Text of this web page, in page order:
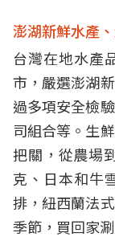
澎湖新鮮水產
台灣在地水產
市，嚴選澎湖
過多項安全檢驗
司組合等。生
把關，從農場
克、日本和牛
排，紐西蘭法
季節，買回家